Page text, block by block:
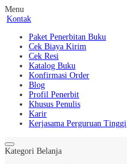
Menu
Kontak
Paket Penerbitan Buku
Cek Biaya Kirim
Cek Resi
Katalog Buku
Konfirmasi Order
Blog
Profil Penerbit
Khusus Penulis
Karir
Kerjasama Perguruan Tinggi
Kategori Belanja